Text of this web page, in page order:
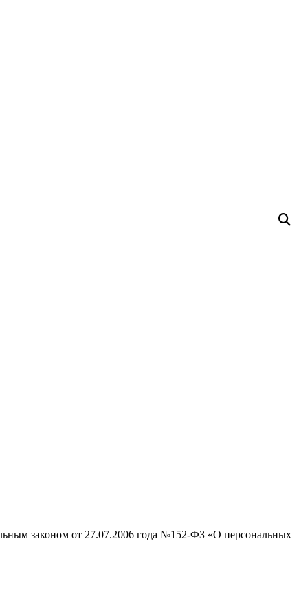
законом от 27.07.2006 года №152-ФЗ «О персональных